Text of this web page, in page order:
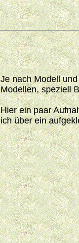
Je nach Modell
Modellen, speziell
Hier ein paar
ich über ein